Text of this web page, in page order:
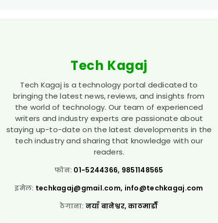
Tech Kagaj
Tech Kagaj is a technology portal dedicated to
bringing the latest news, reviews, and insights from
the world of technology. Our team of experienced
writers and industry experts are passionate about
staying up-to-date on the latest developments in the
tech industry and sharing that knowledge with our
readers.
फोन: 01-5244366, 9851148565
इमेल: techkagaj@gmail.com, info@techkagaj.com
ठेगाना: नयाँ बानेश्वर, काठमाडौँ